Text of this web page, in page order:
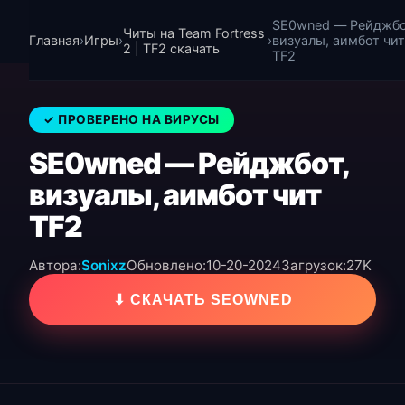
Главная›Игры›Читы на Team Fortress
2 | TF2 скачать
›
SE0wned —
визуалы, аимбот чит
TF2
✓ ПРОВЕРЕНО НА ВИРУСЫ
SE0wned — Рейджбот,
визуалы, аимбот чит
TF2
Автора:SonixzОбновлено:10-20-2024Загрузок:27K
⬇ СКАЧАТЬ SEOWNED